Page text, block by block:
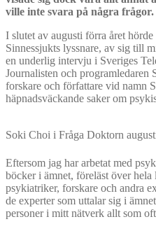
ville inte svara på några frågor.
I slutet av augusti förra året
Sinnessjukts lyssnare, av sig till
en underlig intervju i Sveriges
Journalisten och programledaren
forskare och författare vid namn
häpnadsväckande saker om
Soki Choi i Fråga Doktorn
Eftersom jag har arbetat med
böcker i ämnet, föreläst över
psykiatriker, forskare och andra
de experter som uttalar sig i
personer i mitt nätverk allt som